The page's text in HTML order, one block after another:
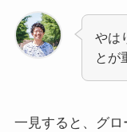
やは
とが
一見すると、グ